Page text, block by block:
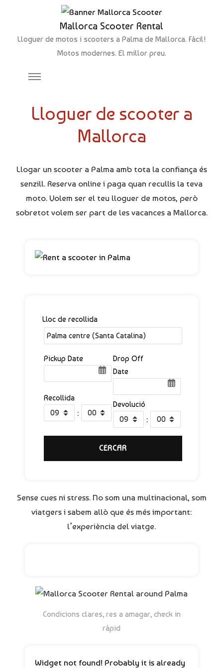
Mallorca Scooter Rental
Lloguer de motos i scooters a Palma de Mallorca. Fàcil!
Motos modernes. El millor preu.
Lloguer de scooter a
Mallorca
Llogar un scooter a Palma amb tota la confiança és
senzill. Reserva online i paga quan recullis la teva
moto. Volem ser el teu lloguer de motos, però
sobretot volem ser part de les vacances a Mallorca.
Lloc de recollida
Pickup Date
Recollida
:
Drop Off
Date
Devolució
:
Sense cues ni stress. No som una multinacional, som
viatgers i sabem allò que és més important:
l’experiència del viatge.
Condicions clares, res a amagar, check in
ràpid
Widget not found! Probably it is already